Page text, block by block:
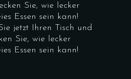
Sie, wie lecker
Essen sein kann!
jetzt Ihren Tisch und
Sie, wie lecker
Essen sein kann!